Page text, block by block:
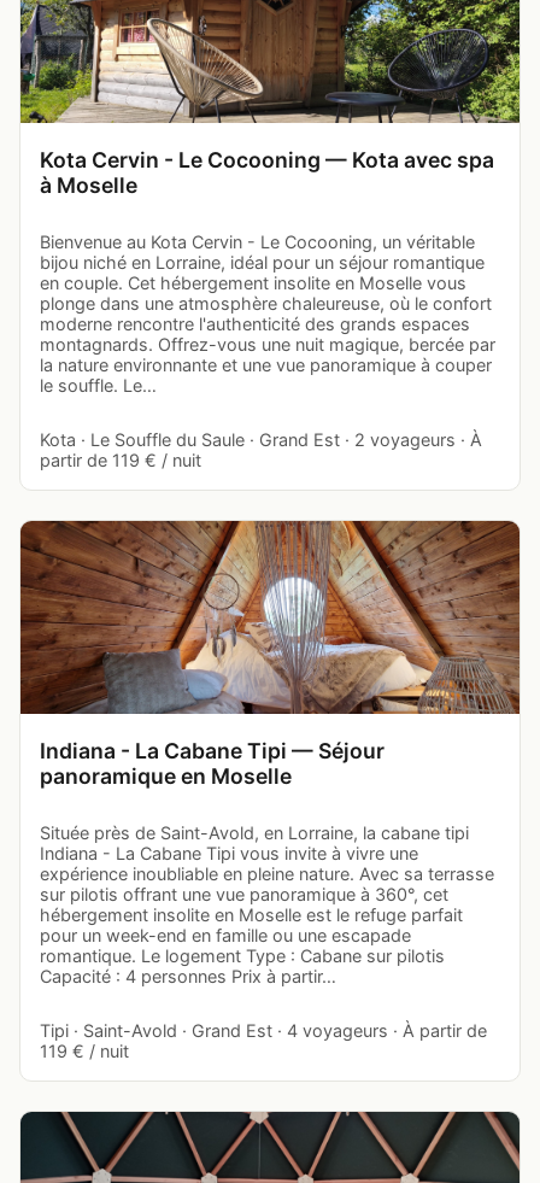
Kota Cervin - Le Cocooning — Kota avec spa
à Moselle
Bienvenue au Kota Cervin - Le Cocooning, un véritable
bijou niché en Lorraine, idéal pour un séjour romantique
en couple. Cet hébergement insolite en Moselle vous
plonge dans une atmosphère chaleureuse, où le confort
moderne rencontre l'authenticité des grands espaces
montagnards. Offrez-vous une nuit magique, bercée par
la nature environnante et une vue panoramique à couper
le souffle. Le…
Kota · Le Souffle du Saule · Grand Est · 2 voyageurs · À
partir de 119 € / nuit
Indiana - La Cabane Tipi — Séjour
panoramique en Moselle
Située près de Saint-Avold, en Lorraine, la cabane tipi
Indiana - La Cabane Tipi vous invite à vivre une
expérience inoubliable en pleine nature. Avec sa terrasse
sur pilotis offrant une vue panoramique à 360°, cet
hébergement insolite en Moselle est le refuge parfait
pour un week-end en famille ou une escapade
romantique. Le logement Type : Cabane sur pilotis
Capacité : 4 personnes Prix à partir…
Tipi · Saint-Avold · Grand Est · 4 voyageurs · À partir de
119 € / nuit